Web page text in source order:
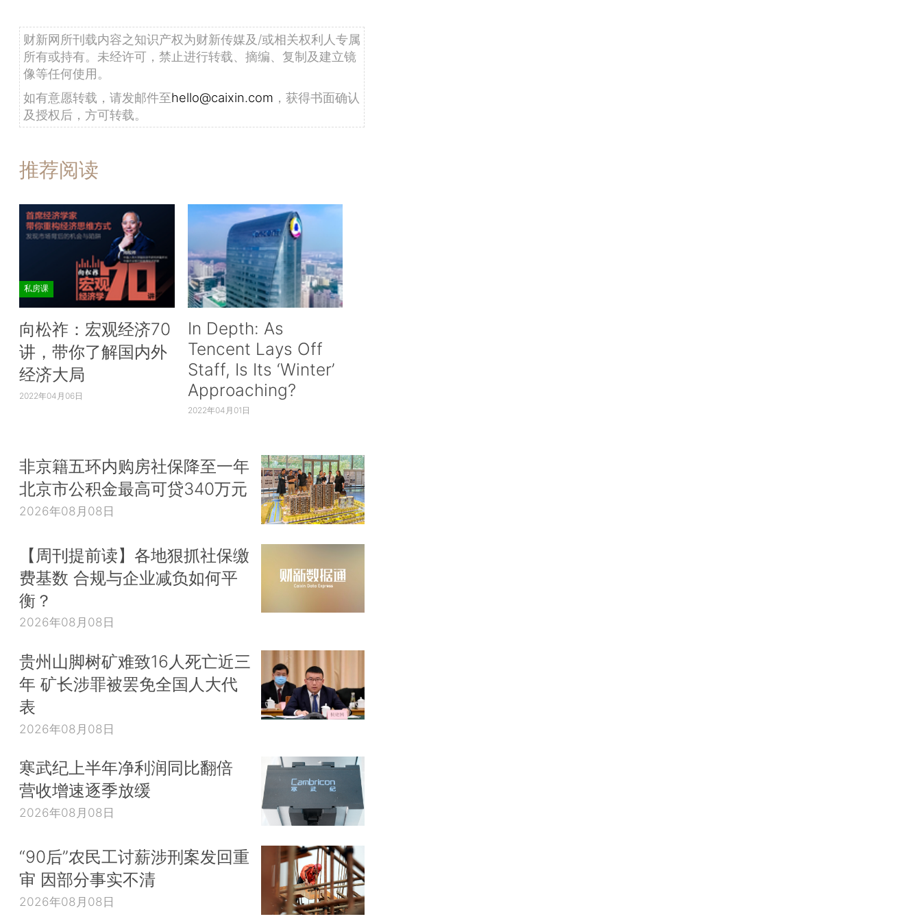
财新网所刊载内容之知识产权为财新传媒及/或相关权利人专属
所有或持有。未经许可，禁止进行转载、摘编、复制及建立镜
像等任何使用。
如有意愿转载，请发邮件至hello@caixin.com ，获得书面确认
及授权后，方可转载。
推荐阅读
私房课
向松祚：宏观经济70
讲，带你了解国内外
经济大局
2022年04月06日
In Depth: As
Tencent Lays Off
Staff, Is Its ‘Winter’
Approaching?
2022年04月01日
非京籍五环内购房社保降至一年
北京市公积金最高可贷340万元
2026年08月08日
【周刊提前读】各地狠抓社保缴
费基数 合规与企业减负如何平
衡？
2026年08月08日
贵州山脚树矿难致16人死亡近三
年 矿长涉罪被罢免全国人大代
表
2026年08月08日
寒武纪上半年净利润同比翻倍
营收增速逐季放缓
2026年08月08日
“90后”农民工讨薪涉刑案发回重
审 因部分事实不清
2026年08月08日